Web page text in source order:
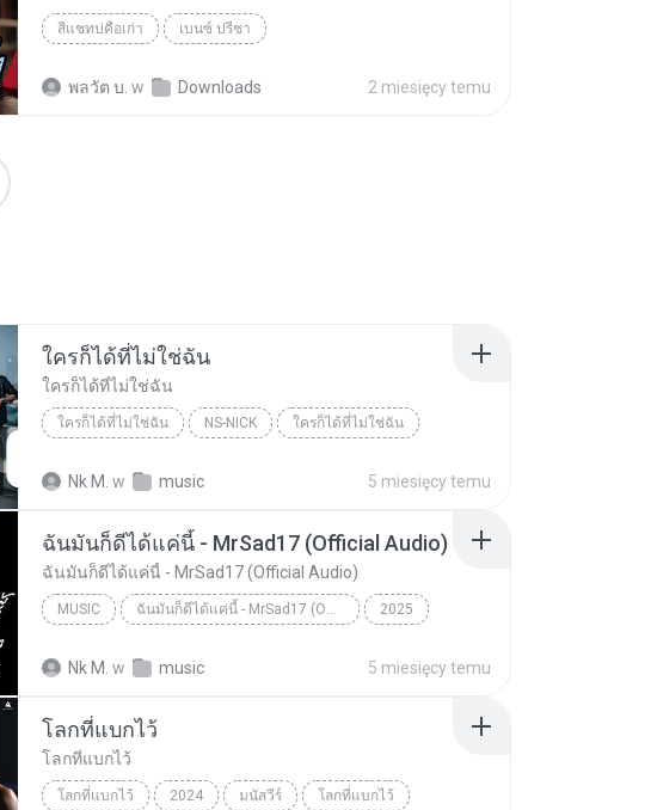
สีแชทบ่คือเก่า เบนซ์ ปรีชา
พลวัต บ. w Downloads 2 miesięcy temu
ใครก็ได้ที่ไม่ใช่ฉัน
ใครก็ได้ที่ไม่ใช่ฉัน
ใครก็ได้ที่ไม่ใช่ฉัน NS-NICK ใครก็ได้ที่ไม่ใช่ฉัน
Nk M. w music 5 miesięcy temu
ฉันมันก็ดีได้แค่นี้ - MrSad17 (Official Audio)
ฉันมันก็ดีได้แค่นี้ - MrSad17 (Official Audio)
MUSIC ฉันมันก็ดีได้แค่นี้ - MrSad17 (Official Audio) 2025
Nk M. w music 5 miesięcy temu
โลกที่แบกไว้
โลกที่แบกไว้
โลกที่แบกไว้ 2024 มนัสวีร์ โลกที่แบกไว้